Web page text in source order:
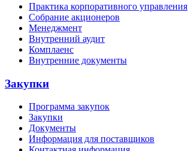
Практика корпоративного управления
Собрание акционеров
Менеджмент
Внутренний аудит
Комплаенс
Внутренние документы
Закупки
Программа закупок
Закупки
Документы
Информация для поставщиков